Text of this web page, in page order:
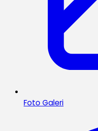
Foto Galeri